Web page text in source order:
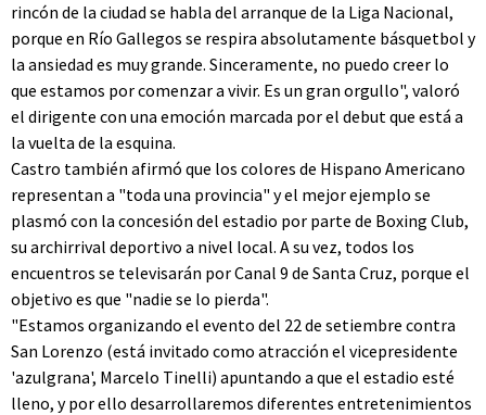
rincón de la ciudad se habla del arranque de la Liga Nacional,
porque en Río Gallegos se respira absolutamente básquetbol y
la ansiedad es muy grande. Sinceramente, no puedo creer lo
que estamos por comenzar a vivir. Es un gran orgullo", valoró
el dirigente con una emoción marcada por el debut que está a
la vuelta de la esquina.
Castro también afirmó que los colores de Hispano Americano
representan a "toda una provincia" y el mejor ejemplo se
plasmó con la concesión del estadio por parte de Boxing Club,
su archirrival deportivo a nivel local. A su vez, todos los
encuentros se televisarán por Canal 9 de Santa Cruz, porque el
objetivo es que "nadie se lo pierda".
"Estamos organizando el evento del 22 de setiembre contra
San Lorenzo (está invitado como atracción el vicepresidente
'azulgrana', Marcelo Tinelli) apuntando a que el estadio esté
lleno, y por ello desarrollaremos diferentes entretenimientos